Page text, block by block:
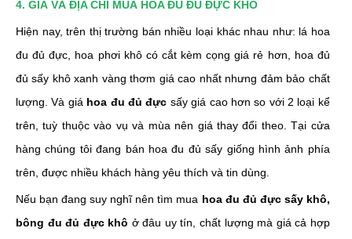
4. GIÁ VÀ ĐỊA CHỈ MUA HOA ĐU ĐỦ ĐỰC KHÔ
Hiện nay, trên thị trường bán nhiều loại khác nhau như: lá hoa
đu đủ đực, hoa phơi khô có cắt kèm cọng giá rẻ hơn, hoa đủ
đủ sấy khô xanh vàng thơm giá cao nhất nhưng đảm bảo chất
lượng. Và giá hoa đu đủ đực sấy giá cao hơn so với 2 loại kể
trên, tuỳ thuộc vào vụ và mùa nên giá thay đổi theo. Tại cửa
hàng chúng tôi đang bán hoa đu đủ sấy giống hình ảnh phía
trên, được nhiều khách hàng yêu thích và tin dùng.
Nếu bạn đang suy nghĩ nên tìm mua hoa đu đủ đực sấy khô,
bông đu đủ đực khô ở đâu uy tín, chất lượng mà giá cả hợp